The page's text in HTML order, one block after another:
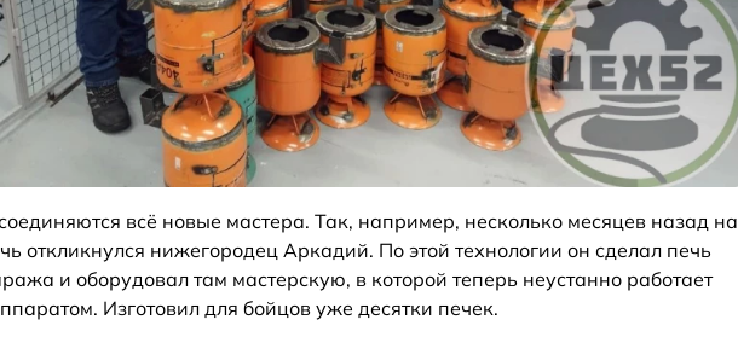
всё новые мастера. Так, например, несколько месяцев назад на
откликнулся нижегородец Аркадий. По этой технологии он сделал печь
и оборудовал там мастерскую, в которой теперь неустанно работает
Изготовил для бойцов уже десятки печек.